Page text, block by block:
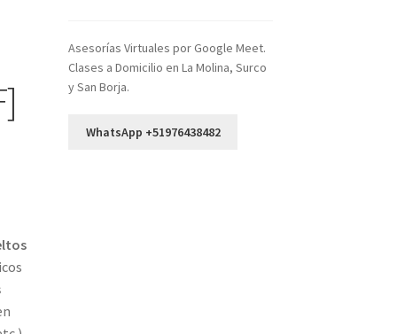
Asesorías Virtuales por Google Meet.
Clases a Domicilio en La Molina, Surco
y San Borja.
WhatsApp +51976438482